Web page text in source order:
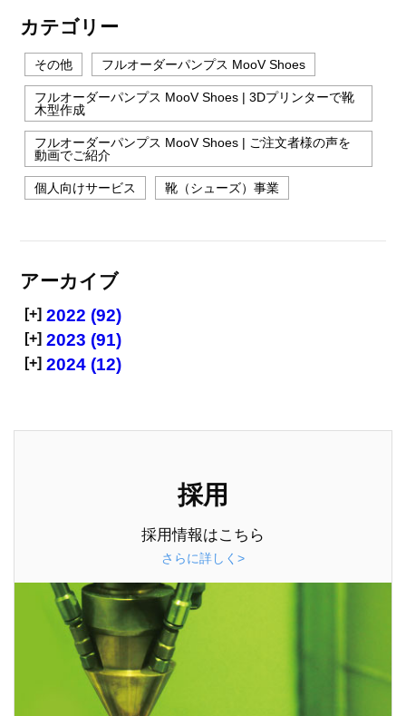
カテゴリー
その他 フルオーダーパンプス MooV Shoes
フルオーダーパンプス MooV Shoes | 3Dプリンターで靴
木型作成
フルオーダーパンプス MooV Shoes | ご注文者様の声を
動画でご紹介
個人向けサービス 靴（シューズ）事業
アーカイブ
[+] 2022 (92)
[+] 2023 (91)
[+] 2024 (12)
採用
採用情報はこちら
さらに詳しく>